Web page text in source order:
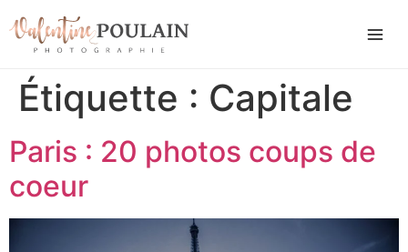
Étiquette : Capitale
Paris : 20 photos coups de
coeur